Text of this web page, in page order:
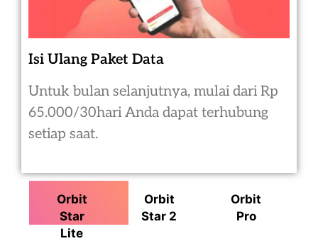
Isi Ulang Paket Data
Untuk bulan selanjutnya, mulai dari Rp
65.000/30hari Anda dapat terhubung
setiap saat.
Orbit
Star
Lite
Orbit
Star 2
Orbit
Pro